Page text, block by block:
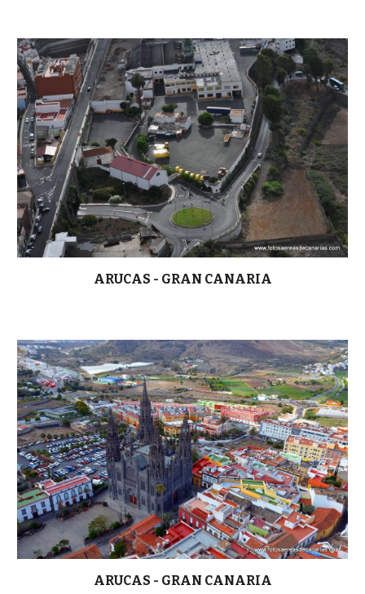
ARUCAS - GRAN CANARIA
ARUCAS - GRAN CANARIA